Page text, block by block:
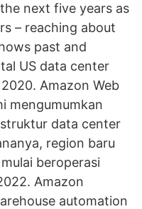
next five years as
– reaching about
past and
US data center
Amazon Web
mengumumkan
data center
region baru
beroperasi
Amazon
automation